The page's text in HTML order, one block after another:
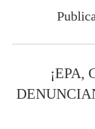
¡EPA,